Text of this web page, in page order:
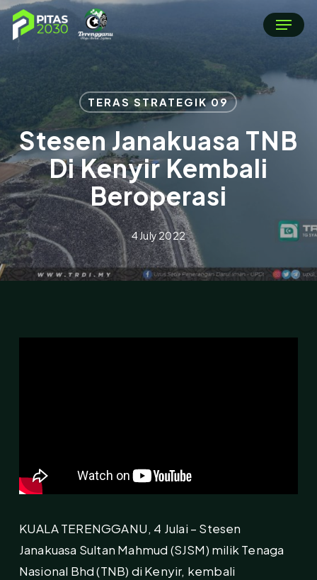
Skip
main
Menu
TERAS STRATEGIK 09
Stesen Janakuasa TNB
Di Kenyir Kembali
Beroperasi
4 July 2022
KUALA TERENGGANU, 4 Julai – Stesen
Janakuasa Sultan Mahmud (SJSM) milik Tenaga
Nasional Bhd (TNB) di Kenyir, kembali